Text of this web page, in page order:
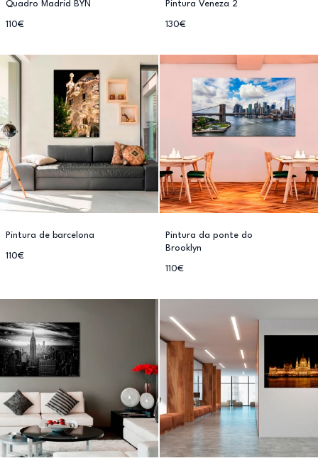
Quadro Madrid BYN
110€
Pintura Veneza 2
130€
Pintura de barcelona
110€
Pintura da ponte do
Brooklyn
110€